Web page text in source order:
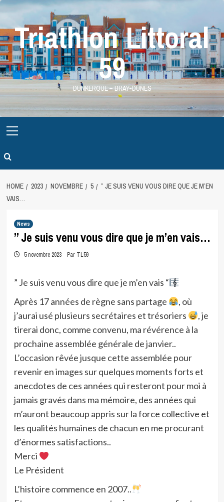
Skip
contentTriathlon Littoral
59
DUNKERQUE – BRAY-DUNES
Menu
HOME 2023 NOVEMBRE 5
” JE SUIS VENU VOUS DIRE QUE JE M’EN
VAIS…
News
” Je suis venu vous dire que je m’en vais…
5 novembre 2023 Par TL59
” Je suis venu vous dire que je m’en vais “
Après 17 années de règne sans partage
, où
j’aurai usé plusieurs secrétaires et trésoriers
, je
tirerai donc, comme convenu, ma révérence à la
prochaine assemblée générale de janvier..
L’occasion rêvée jusque cette assemblée pour
revenir en images sur quelques moments forts et
anecdotes de ces années qui resteront pour moi à
jamais gravés dans ma mémoire, des années qui
m’auront beaucoup appris sur la force collective et
les qualités humaines de chacun en me procurant
d’énormes satisfactions..
Merci
Le Président
L’histoire commence en 2007..